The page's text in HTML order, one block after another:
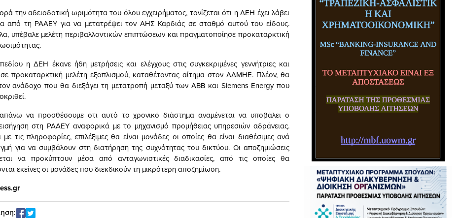
την αδειοδοτική ωριμότητα του όλου εγχειρήματος, τονίζεται ότι η ΔΕΗ έχει λάβει
από τη ΡΑΑΕΥ για να μετατρέψει τον ΑΗΣ Καρδιάς σε σταθμό αυτού του είδους.
υπέβαλε μελέτη περιβαλλοντικών επιπτώσεων και πραγματοποίησε προκαταρκτική
η ΔΕΗ έκανε ήδη μετρήσεις και ελέγχους στις συγκεκριμένες γεννήτριες και
προκαταρκτική μελέτη εξοπλισμού, καταθέτοντας αίτημα στον ΑΔΜΗΕ. Πλέον, θα
τον ανάδοχο που θα διεξάγει τη μετατροπή μεταξύ των ΑΒΒ και Siemens Energy που
να προσθέσουμε ότι αυτό το χρονικό διάστημα αναμένεται να υποβάλει ο
στη ΡΑΑΕΥ αναφορικά με το μηχανισμό προμήθειας υπηρεσιών αδράνειας.
τις πληροφορίες, επιλέξιμες θα είναι μονάδες οι οποίες θα είναι διαθέσιμες ανά
για να συμβάλουν στη διατήρηση της συχνότητας του δικτύου. Οι αποζημιώσεις
να προκύπτουν μέσα από ανταγωνιστικές διαδικασίες, από τις οποίες θα
εκείνες οι μονάδες που διεκδικούν τη μικρότερη αποζημίωση.